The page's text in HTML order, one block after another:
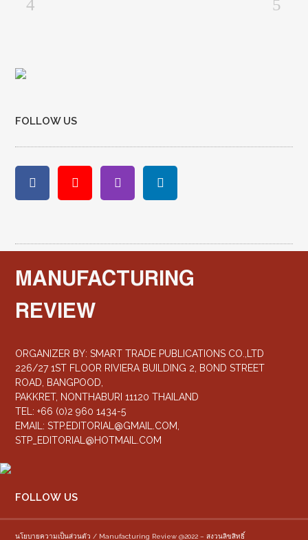
FOLLOW US
MANUFACTURING
REVIEW
ORGANIZER BY: SMART TRADE PUBLICATIONS CO.,LTD
226/27 1ST FLOOR RIVIERA BUILDING 2, BOND STREET
ROAD, BANGPOOD,
PAKKRET, NONTHABURI 11120 THAILAND
TEL: +66 (0)2 960 1434-5
EMAIL:STP.EDITORIAL@GMAIL.COM
STP_EDITORIAL@HOTMAIL.COM
FOLLOW US
นโยบายความเป็นส่วนตัว / Manufacturing Review @2022 – สงวนลิขสิทธิ์